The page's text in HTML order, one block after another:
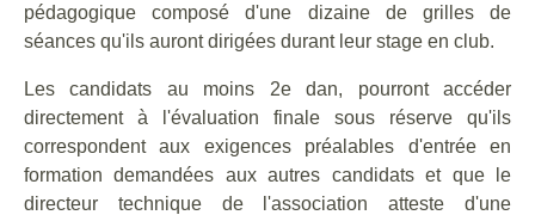
pédagogique composé d'une dizaine de grilles de
séances qu'ils auront dirigées durant leur stage en club.
Les candidats au moins 2e dan, pourront accéder
directement à l'évaluation finale sous réserve qu'ils
correspondent aux exigences préalables d'entrée en
formation demandées aux autres candidats et que le
directeur technique de l'association atteste d'une